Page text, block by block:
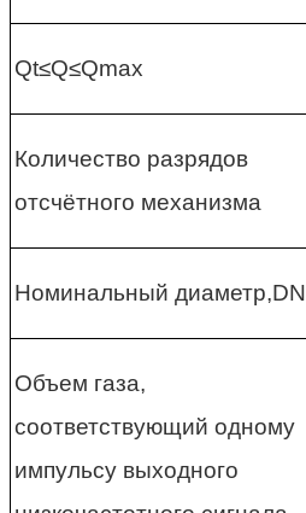
Qt≤Q≤Qmax
Количество разрядов
отсчётного механизма
Номинальный диаметр,DN
Объем газа,
соответствующий одному
импульсу выходного